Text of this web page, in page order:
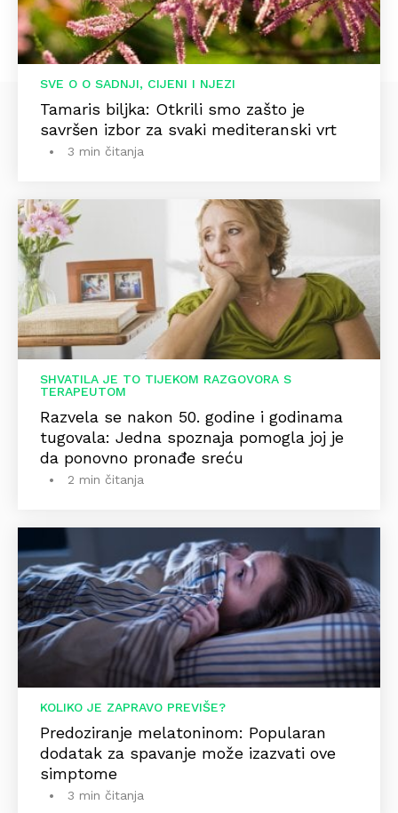
SVE O O SADNJI, CIJENI I NJEZI
Tamaris biljka: Otkrili smo zašto je
savršen izbor za svaki mediteranski vrt
3 min čitanja
SHVATILA JE TO TIJEKOM RAZGOVORA S
TERAPEUTOM
Razvela se nakon 50. godine i godinama
tugovala: Jedna spoznaja pomogla joj je
da ponovno pronađe sreću
2 min čitanja
KOLIKO JE ZAPRAVO PREVIŠE?
Predoziranje melatoninom: Popularan
dodatak za spavanje može izazvati ove
simptome
3 min čitanja